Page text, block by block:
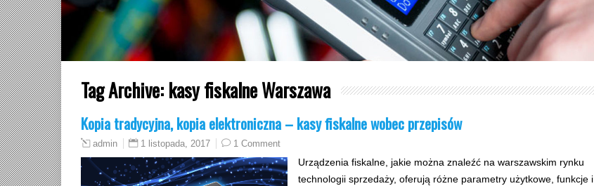
Tag Archive: kasy fiskalne Warszawa
Kopia tradycyjna, kopia elektroniczna – kasy fiskalne wobec przepisów
admin 1 listopada, 2017 1 Comment
Urządzenia fiskalne, jakie można znaleźć na warszawskim rynku
technologii sprzedaży, oferują różne parametry użytkowe, funkcje i